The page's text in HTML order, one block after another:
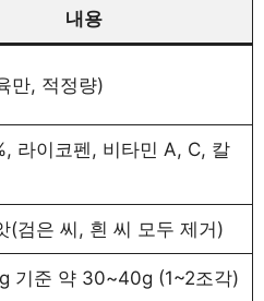
내용
만, 적정량)
라이코펜, 비타민 A, C, 칼
(검은 씨, 흰 씨 모두 제거)
기준 약 30~40g (1~2조각)